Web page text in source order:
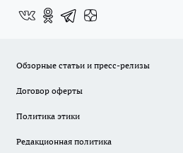
Обзорные статьи и пресс-релизы
Договор оферты
Политика этики
Редакционная политика